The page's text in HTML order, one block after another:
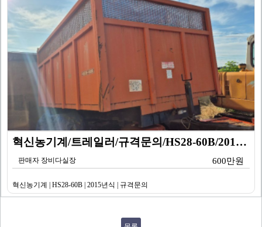
혁신농기계/트레일러/규격문의/HS28-60B/2015년…
판매자 장비다실장 600만원
혁신농기계 | HS28-60B | 2015년식 | 규격문의